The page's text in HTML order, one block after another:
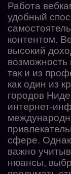
Работа
удобный
контентом.
высокий
возможность
так и из
как один из
городов
интернет-
сфере.
важно
нюансы,